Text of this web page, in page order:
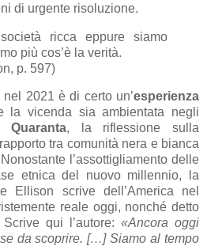
di urgente risoluzione.
ricca eppure siamo
più cos’è la verità.
p. 597)
nel 2021 è di certo un’esperienza
la vicenda sia ambientata negli
Quaranta, la riflessione sulla
tra comunità nera e bianca
l’assottigliamento delle
etnica del nuovo millennio, la
Ellison scrive dell’America nel
reale oggi, nonché detto
qui l’autore: «Ancora oggi
da scoprire. […] Siamo al tempo